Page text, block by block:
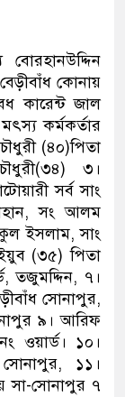
কোনায়
কারেন্ট জাল
কর্মকর্তার
(৪০)পিতা
৩।
সর্ব সাং
সং আলম
ইসলাম, সাং
(৩৫) পিতা
তজুমদ্দিন, ৭।
সোনাপুর,
৯। আরিফ
ওয়ার্ড। ১০।
১১।
সা-সোনাপুর ৭